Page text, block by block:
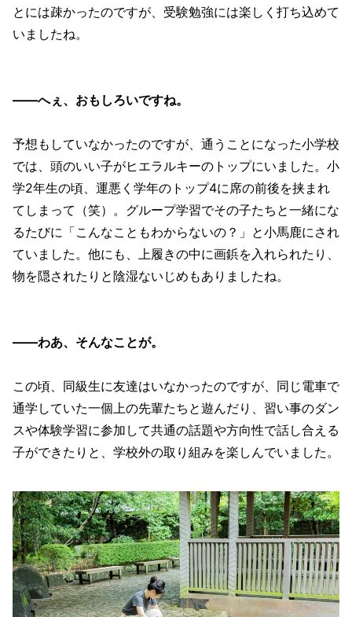
とには疎かったのですが、受験勉強には楽しく打ち込めて
いましたね。
——へぇ、おもしろいですね。
予想もしていなかったのですが、通うことになった小学校
では、頭のいい子がヒエラルキーのトップにいました。小
学2年生の頃、運悪く学年のトップ4に席の前後を挟まれ
てしまって（笑）。グループ学習でその子たちと一緒にな
るたびに「こんなこともわからないの？」と小馬鹿にされ
ていました。他にも、上履きの中に画鋲を入れられたり、
物を隠されたりと陰湿ないじめもありましたね。
——わあ、そんなことが。
この頃、同級生に友達はいなかったのですが、同じ電車で
通学していた一個上の先輩たちと遊んだり、習い事のダン
スや体験学習に参加して共通の話題や方向性で話し合える
子ができたりと、学校外の取り組みを楽しんでいました。